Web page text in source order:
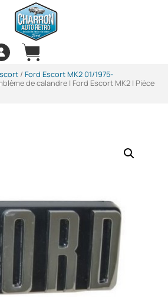
/ Ford Escort MK2 01/1975-
de calandre | Ford Escort MK2 | Pièce